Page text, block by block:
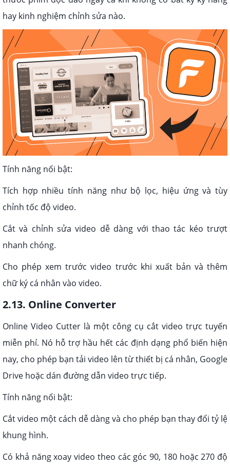
hay kinh nghiệm chỉnh sửa nào.
Tính năng nổi bật:
Tích hợp nhiều tính năng như bộ lọc, hiệu ứng và tùy
chỉnh tốc độ video.
Cắt và chỉnh sửa video dễ dàng với thao tác kéo trượt
nhanh chóng.
Cho phép xem trước video trước khi xuất bản và thêm
chữ ký cá nhân vào video.
2.13. Online Converter
Online Video Cutter là một công cụ cắt video trực tuyến
miễn phí. Nó hỗ trợ hầu hết các định dạng phổ biến hiện
nay, cho phép bạn tải video lên từ thiết bị cá nhân, Google
Drive hoặc dán đường dẫn video trực tiếp.
Tính năng nổi bật:
Cắt video một cách dễ dàng và cho phép bạn thay đổi tỷ lệ
khung hình.
Có khả năng xoay video theo các góc 90, 180 hoặc 270 độ